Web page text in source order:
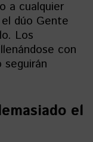
a cualquier
dúo Gente
Los
con
el